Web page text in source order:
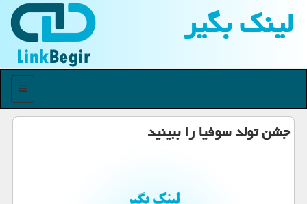
لینك بگیر
منو
جشن تولد سوفیا را ببینید